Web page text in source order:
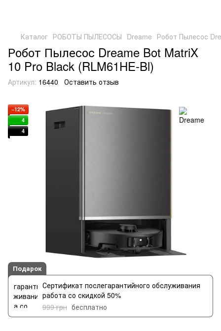
Каталог РОБОТЫ ПЫЛЕСОСЫ Dreame Робот Пылесос
Робот Пылесос Dreame Bot MatriX
10 Pro Black (RLM61HE-Bl)
Артикул: 16440 Оставить отзыв
−12%
4
4
Подарок
Сертификат послегарантийного обслуживания
работа со скидкой 50%
999 грн бесплатно